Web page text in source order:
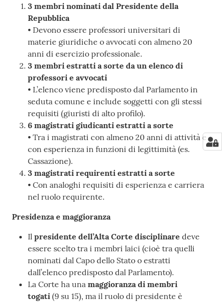
3 membri nominati dal Presidente della
Repubblica
• Devono essere professori universitari di
materie giuridiche o avvocati con almeno 20
anni di esercizio professionale.
3 membri estratti a sorte da un elenco di
professori e avvocati
• L’elenco viene predisposto dal Parlamento in
seduta comune e include soggetti con gli stessi
requisiti (giuristi di alto profilo).
6 magistrati giudicanti estratti a sorte
• Tra i magistrati con almeno 20 anni di attività e
con esperienza in funzioni di legittimità (es.
Cassazione).
3 magistrati requirenti estratti a sorte
• Con analoghi requisiti di esperienza e carriera
nel ruolo requirente.
Presidenza e maggioranza
Il presidente dell’Alta Corte disciplinare deve
essere scelto tra i membri laici (cioè tra quelli
nominati dal Capo dello Stato o estratti
dall’elenco predisposto dal Parlamento).
La Corte ha una maggioranza di membri
togati (9 su 15), ma il ruolo di presidente è